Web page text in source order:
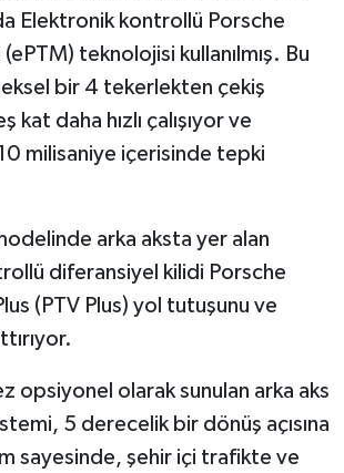
Elektronik kontrollü Porsche
teknolojisi kullanılmış. Bu
bir 4 tekerlekten çekiş
kat daha hızlı çalışıyor ve
milisaniye içerisinde tepki
arka aksta yer alan
diferansiyel kilidi Porsche
(PTV Plus) yol tutuşunu ve
opsiyonel olarak sunulan arka aks
5 derecelik bir dönüş açısına
sayesinde, şehir içi trafikte ve